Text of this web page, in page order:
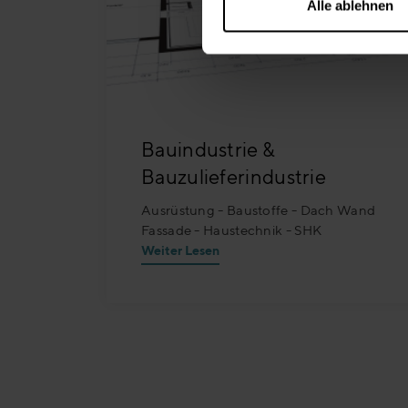
Alle ablehnen
Bauindustrie &
Bauzulieferindustrie
Ausrüstung - Baustoffe - Dach Wand
Fassade - Haustechnik - SHK
Weiter Lesen